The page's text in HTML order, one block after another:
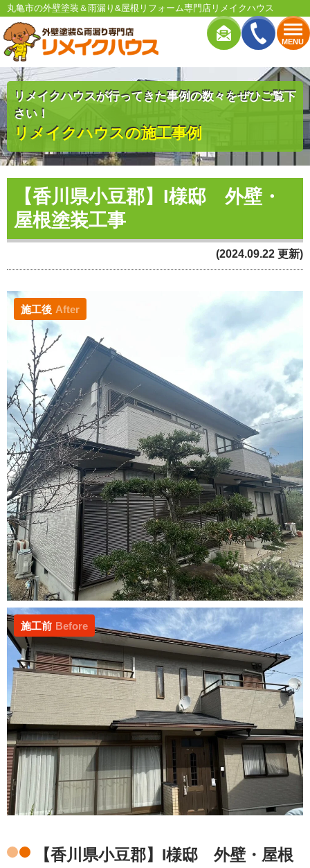
MENU
丸亀市の外壁塗装＆雨漏り&屋根リフォーム専門店リメイクハウス
リメイクハウスが行ってきた事例の数々をぜひご覧下
さい！
リメイクハウスの施工事例
【香川県小豆郡】I様邸 外壁・
屋根塗装工事
(2024.09.22 更新)
施工後 After
施工前 Before
【香川県小豆郡】I様邸 外壁・屋根